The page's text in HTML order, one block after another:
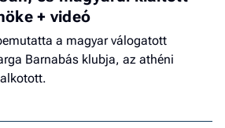
+ videó
a magyar válogatott
Barnabás klubja, az athéni